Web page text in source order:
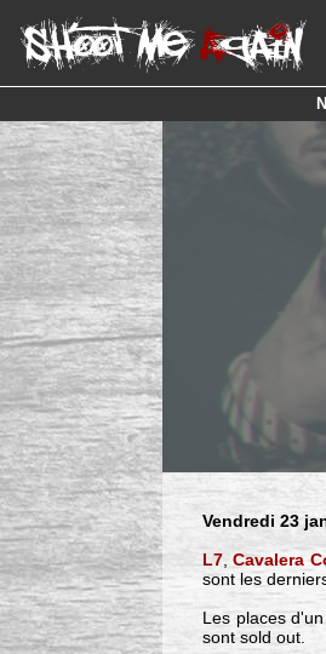
Vendredi 23
L7,Cavalera
sont les
Les places
sont sold out.